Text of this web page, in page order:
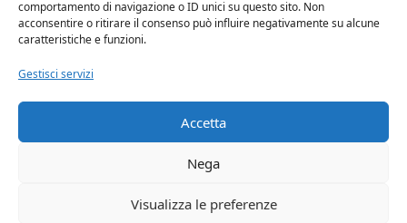
comportamento di navigazione o ID unici su questo sito. Non
acconsentire o ritirare il consenso può influire negativamente su alcune
caratteristiche e funzioni.
Gestisci servizi
Accetta
Nega
Visualizza le preferenze
AssociAzioni Connesse
Valutazione del sito
Copyright © 2026 Rubano: AssociAzioni